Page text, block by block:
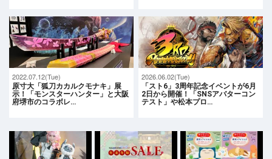
2022.07.12(Tue)
原寸大「狐刀カカルクモナキ」展
示！「モンスターハンター」と大阪
府堺市のコラボレ…
2026.06.02(Tue)
「スト6」3周年記念イベントが6月
2日から開催！「SNSアバターコン
テスト」や松本プロ…